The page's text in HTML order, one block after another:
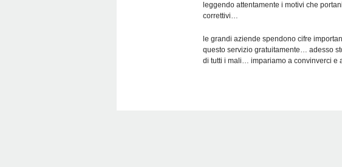
leggendo attentamente i motivi che
correttivi…
le grandi aziende spendono cifre
questo servizio gratuitamente… adesso
di tutti i mali… impariamo a convinverci e